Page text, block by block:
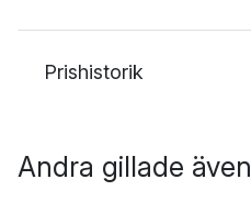
Prishistorik
Andra gillade även